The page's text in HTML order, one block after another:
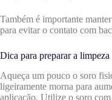
Também é importante
para evitar o contato com
Dica para preparar a limpeza
Aqueça um pouco o soro
ligeiramente morna para
aplicação. Utilize o soro